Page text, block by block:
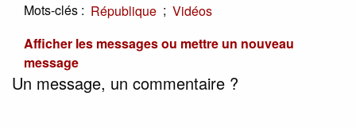
Mots-clés : République ; Vidéos
Afficher les messages ou mettre un nouveau
message
Un message, un commentaire ?